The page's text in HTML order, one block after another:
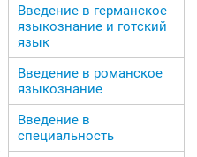
Введение в германское
языкознание и готский
язык
Введение в романское
языкознание
Введение в
специальность